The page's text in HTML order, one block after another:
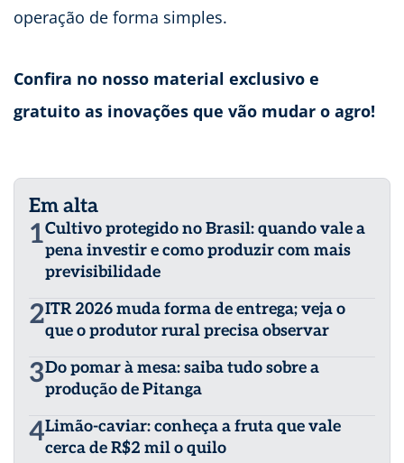
operação de forma simples.
Confira no nosso material exclusivo e
gratuito as inovações que vão mudar o agro!
Em alta
1Cultivo protegido no Brasil: quando vale a
pena investir e como produzir com mais
previsibilidade
2ITR 2026 muda forma de entrega; veja o
que o produtor rural precisa observar
3Do pomar à mesa: saiba tudo sobre a
produção de Pitanga
4Limão-caviar: conheça a fruta que vale
cerca de R$2 mil o quilo